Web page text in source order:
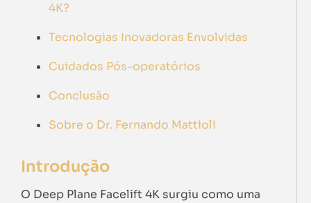
4K?
Tecnologias Inovadoras Envolvidas
Cuidados Pós-operatórios
Conclusão
Sobre o Dr. Fernando Mattioli
Introdução
O Deep Plane Facelift 4K surgiu como uma